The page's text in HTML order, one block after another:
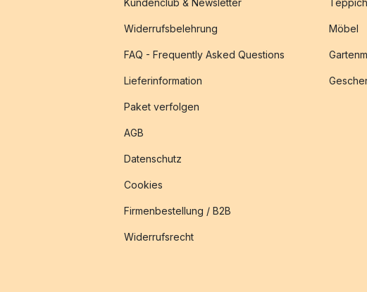
Kundenclub & Newsletter
Widerrufsbelehrung
FAQ - Frequently Asked Questions
Lieferinformation
Paket verfolgen
AGB
Datenschutz
Cookies
Firmenbestellung / B2B
Widerrufsrecht
Möbel